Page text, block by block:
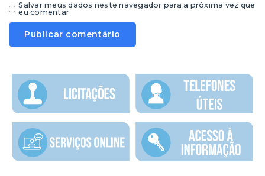
Salvar meus dados neste navegador para a próxima vez que
eu comentar.